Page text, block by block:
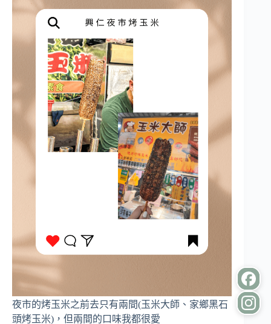
夜市的烤玉米之前去只有兩間(玉米大師、家鄉黑石
頭烤玉米)，但兩間的口味我都很愛